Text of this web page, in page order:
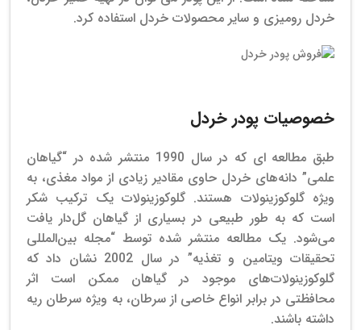
خردل رومیزی و سایر محصولات خردل استفاده کرد.
خصوصیات پودر خردل
طبق مطالعه ای که در سال 1990 منتشر شده در “گیاهان
علمی” دانه‌های خردل حاوی مقادیر زیادی از مواد مغذی، به
ویژه گلوکوزینولات هستند. گلوکوزینولات یک ترکیب شکر
است که به طور طبیعی در بسیاری از گیاهان گل‌دار یافت
می‌شود. یک مطالعه منتشر شده توسط “مجله بین‌المللی
تحقیقات ویتامین و تغذیه” در سال 2002 نشان داد که
گلوکوزینولات‌های موجود در گیاهان ممکن است اثر
محافظتی در برابر انواع خاصی از سرطان، به ویژه سرطان ریه
داشته باشند.